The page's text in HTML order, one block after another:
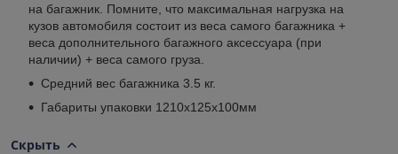
на багажник. Помните, что максимальная нагрузка на
кузов автомобиля состоит из веса самого багажника +
веса дополнительного багажного аксессуара (при
наличии) + веса самого груза.
Средний вес багажника 3.5 кг.
Габариты упаковки 1210х125х100мм
Скрыть